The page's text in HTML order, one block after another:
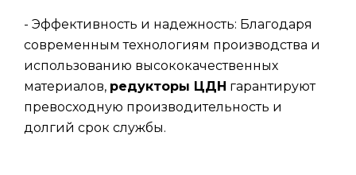
- Эффективность и надежность: Благодаря
современным технологиям производства и
использованию высококачественных
материалов, редукторы ЦДН гарантируют
превосходную производительность и
долгий срок службы.